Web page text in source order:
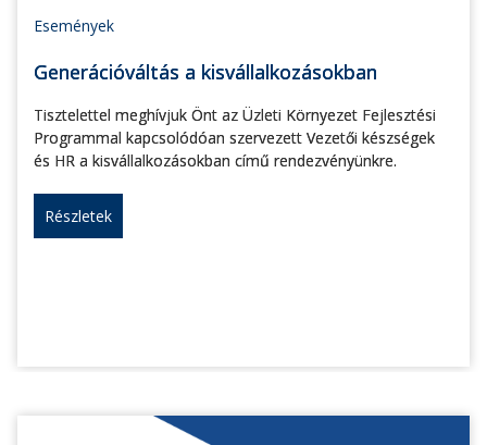
Események
Generációváltás a kisvállalkozásokban
Tisztelettel meghívjuk Önt az Üzleti Környezet Fejlesztési
Programmal kapcsolódóan szervezett Vezetői készségek
és HR a kisvállalkozásokban című rendezvényünkre.
Részletek